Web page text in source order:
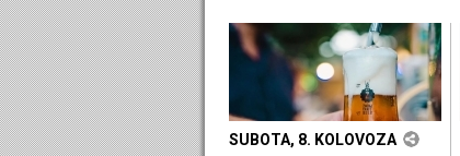
SUBOTA, 8. KOLOVOZA